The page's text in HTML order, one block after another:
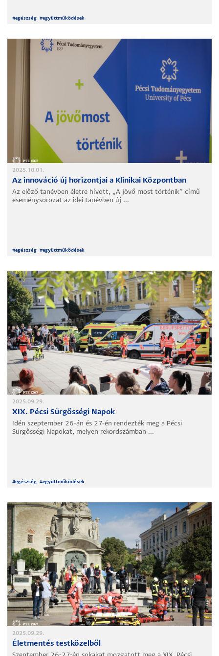
#egészség #együttműködések
2025.10.01.
Az innováció új horizontjai a Klinikai Központban
Az előző tanévben életre hívott, „A jövő most történik” című
eseménysorozat az idei tanévben új ...
#egészség #együttműködések
2025.09.29.
XIX. Pécsi Sürgősségi Napok
Idén szeptember 26-án és 27-én rendezték meg a Pécsi
Sürgősségi Napokat, melyen rekordszámban ...
#egészség #együttműködések
2025.09.29.
Életmentés testközelből